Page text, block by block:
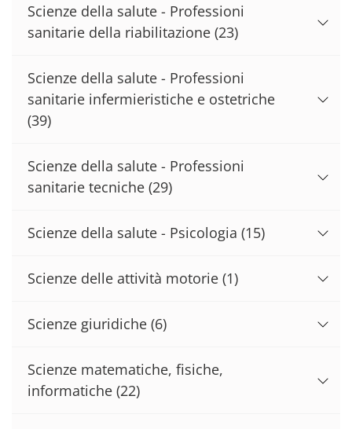
Scienze della salute - Professioni
sanitarie della riabilitazione (23)
Scienze della salute - Professioni
sanitarie infermieristiche e ostetriche
(39)
Scienze della salute - Professioni
sanitarie tecniche (29)
Scienze della salute - Psicologia (15)
Scienze delle attività motorie (1)
Scienze giuridiche (6)
Scienze matematiche, fisiche,
informatiche (22)